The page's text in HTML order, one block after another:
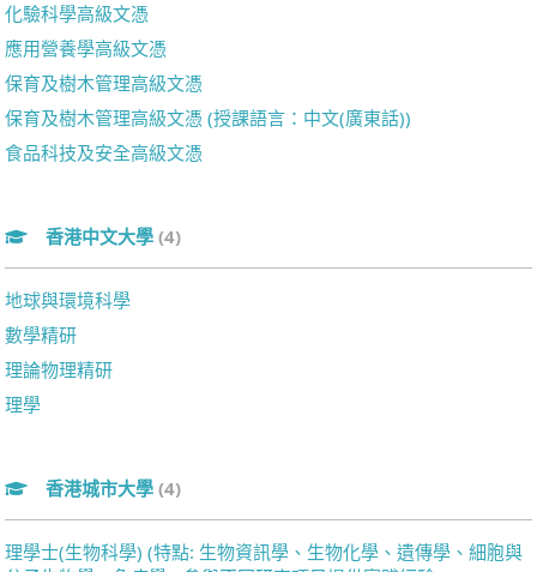
化驗科學高級文憑
應用營養學高級文憑
保育及樹木管理高級文憑
保育及樹木管理高級文憑 (授課語言：中文(廣東話))
食品科技及安全高級文憑
香港中文大學 (4)
地球與環境科學
數學精研
理論物理精研
理學
香港城市大學 (4)
理學士(生物科學) (特點: 生物資訊學、生物化學、遺傳學、細胞與